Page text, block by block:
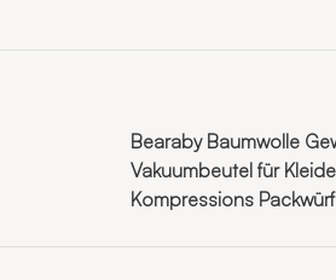
Bearaby Baumwolle
Vakuumbeutel für
Kompressions